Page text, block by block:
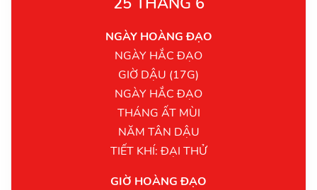
NGÀY HOÀNG ĐẠO
NGÀY HẮC ĐẠO
GIỜ DẬU (17G)
NGÀY HẮC ĐẠO
THÁNG ẤT MÙI
NĂM TÂN DẬU
TIẾT KHÍ: ĐẠI THỬ
GIỜ HOÀNG ĐẠO